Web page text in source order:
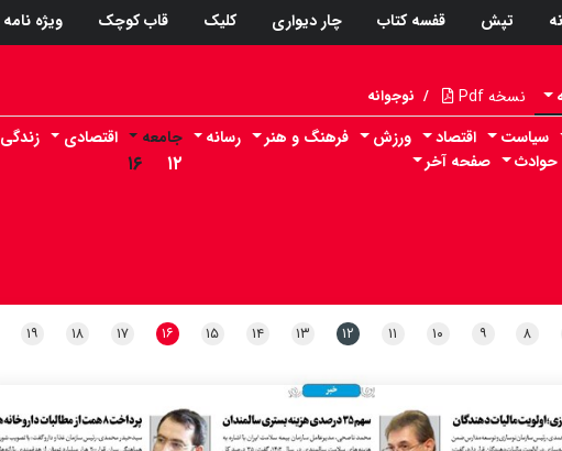
تپش قفسه کتاب چار دیواری کلیک قاب کوچک ویژه نامه
نسخه Pdf / نوجوانه
سیاست اقتصاد ورزش فرهنگ و هنر رسانه جامعه
۱۲ ۱۶
اقتصادی زندگی
حوادث صفحه آخر
۸ ۹ ۱۰ ۱۱ ۱۲ ۱۳ ۱۴ ۱۵ ۱۶ ۱۷ ۱۸ ۱۹